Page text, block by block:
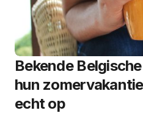
Bekende
hun
echt op